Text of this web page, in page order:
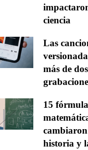
ciencia
Las
más de
15
historia y